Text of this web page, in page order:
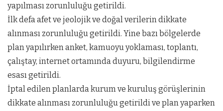
yapılması zorunluluğu getirildi.
İlk defa afet ve jeolojik ve doğal verilerin dikkate
alınması zorunluluğu getirildi. Yine bazı bölgelerde
plan yapılırken anket, kamuoyu yoklaması, toplantı,
çalıştay, internet ortamında duyuru, bilgilendirme
esası getirildi.
İptal edilen planlarda kurum ve kuruluş görüşlerinin
dikkate alınması zorunluluğu getirildi ve plan yaparken